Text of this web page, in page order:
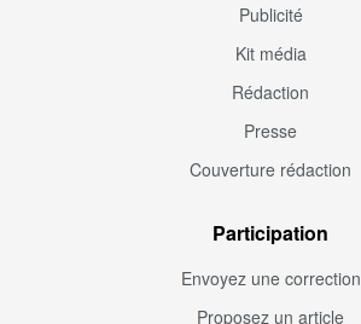
Publicité
Kit média
Rédaction
Presse
Couverture rédaction
Participation
Envoyez une correction
Proposez un article